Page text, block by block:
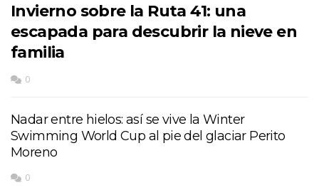
Invierno sobre la Ruta 41: una
escapada para descubrir la nieve en
familia
0
Nadar entre hielos: así se vive la Winter
Swimming World Cup al pie del glaciar Perito
Moreno
0